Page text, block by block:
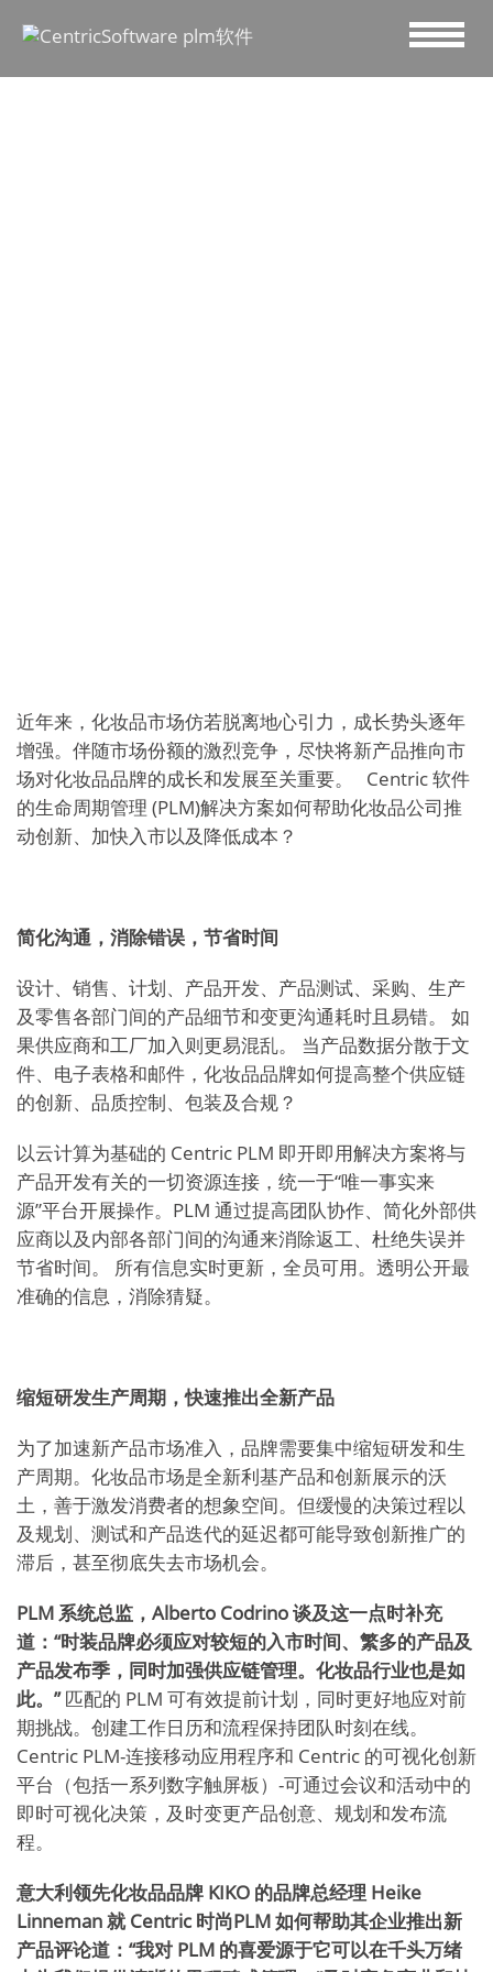
近年来，化妆品市场仿若脱离地心引力，成长势头逐年
增强。伴随市场份额的激烈竞争，尽快将新产品推向市
场对化妆品品牌的成长和发展至关重要。 Centric 软件
的生命周期管理 (PLM)解决方案如何帮助化妆品公司推
动创新、加快入市以及降低成本？
简化沟通，消除错误，节省时间
设计、销售、计划、产品开发、产品测试、采购、生产
及零售各部门间的产品细节和变更沟通耗时且易错。 如
果供应商和工厂加入则更易混乱。 当产品数据分散于文
件、电子表格和邮件，化妆品品牌如何提高整个供应链
的创新、品质控制、包装及合规？
以云计算为基础的 Centric PLM 即开即用解决方案将与
产品开发有关的一切资源连接，统一于“唯一事实来
源”平台开展操作。PLM 通过提高团队协作、简化外部供
应商以及内部各部门间的沟通来消除返工、杜绝失误并
节省时间。 所有信息实时更新，全员可用。透明公开最
准确的信息，消除猜疑。
缩短研发生产周期，快速推出全新产品
为了加速新产品市场准入，品牌需要集中缩短研发和生
产周期。化妆品市场是全新利基产品和创新展示的沃
土，善于激发消费者的想象空间。但缓慢的决策过程以
及规划、测试和产品迭代的延迟都可能导致创新推广的
滞后，甚至彻底失去市场机会。
PLM系统总监 ， Alberto Codrino谈及这一点时补充
道：“时装品牌必须应对较短的入市时间、繁多的产品及
产品发布季，同时加强供应链管理。化妆品行业也是如
此。”匹配的 PLM 可有效提前计划，同时更好地应对前
期挑战。创建工作日历和流程保持团队时刻在线。
Centric PLM-连接移动应用程序和 Centric 的可视化创新
平台（包括一系列数字触屏板）-可通过会议和活动中的
即时可视化决策，及时变更产品创意、规划和发布流
程。
意大利领先化妆品品牌 KIKO 的品牌总经理 Heike
Linneman就 Centric 时尚PLM如何帮助其企业推出新
产品评论道：“我对 PLM 的喜爱源于它可以在千头万绪